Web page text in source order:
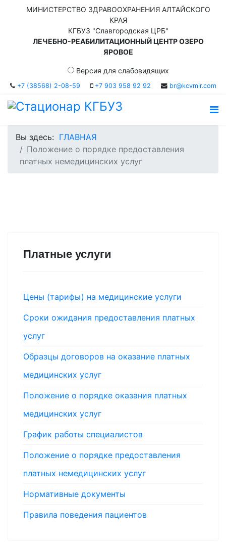
МИНИСТЕРСТВО ЗДРАВООХРАНЕНИЯ АЛТАЙСКОГО
КРАЯ
КГБУЗ "Славгородская ЦРБ"
ЛЕЧЕБНО-РЕАБИЛИТАЦИОННЫЙ ЦЕНТР ОЗЕРО
ЯРОВОЕ
Версия для слабовидящих
+7 (38568) 2-08-59 +7 903 958 92 92 br@kcvmir.com
Вы здесь: ГЛАВНАЯ
Положение о порядке предоставления
платных немедицинских услуг
Платные услуги
Цены (тарифы) на медицинские услуги
Сроки ожидания предоставления платных
услуг
Образцы договоров на оказание платных
медицинских услуг
Положение о порядке оказания платных
медицинских услуг
График работы специалистов
Положение о порядке предоставления
платных немедицинских услуг
Нормативные документы
Правила поведения пациентов